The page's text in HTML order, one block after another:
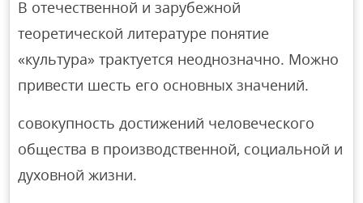
В отечественной и зарубежной
теоретической литературе понятие
«культура» трактуется неоднозначно. Можно
привести шесть его основных значений.
совокупность достижений человеческого
общества в производственной, социальной и
духовной жизни.